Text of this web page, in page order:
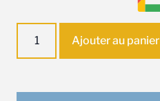
Ajouter au panier